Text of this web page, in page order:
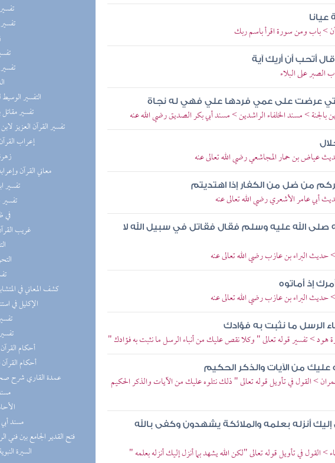
(191)
(191)
(191)
(152) التفسير
(152) تفسير
(149) تفسير القرآن العزيز
(146) إعراب
(125) معاني القرآن
(99)
(64)
(56) غريب
(45)
(20) كشف المعاني في
(19) الإكليل في
(14)
(11)
(10) أحكام
(8) أحكام
(7) عمدة القاري شرح
(5)
(5)
(5) مسند
(5) فتح القدير الجامع بين فني
(4) السيرة
عيانا
> باب ومن سورة اقرأ باسم ربك
أتحب أن أريك آية
على البلاء
عرضت على عمي فردها علي فهي له نجاة
بالجنة > مسند الخلفاء الراشدين > مسند أبي بكر الصديق رضي الله عنه
عياض بن حمار المجاشعي رضي الله تعالى عنه
من ضل من الكفار إذا اهتديتم
أبي عامر الأشعري رضي الله تعالى عنه
صلى الله عليه وسلم فقال فقاتل في سبيل الله لا
حديث البراء بن عازب رضي الله تعالى عنه
إذ أماتوه
حديث البراء بن عازب رضي الله تعالى عنه
الرسل ما نثبت به فؤادك
هود > تفسير قوله تعالى " وكلا نقص عليك من أنباء الرسل ما نثبت به فؤادك "
عليك من الآيات والذكر الحكيم
> القول في تأويل قوله تعالى " ذلك نتلوه عليك من الآيات والذكر الحكيم
إليك أنزله بعلمه والملائكة يشهدون وكفى بالله
القول في تأويل قوله تعالى "لكن الله يشهد بما أنزل إليك أنزله بعلمه "